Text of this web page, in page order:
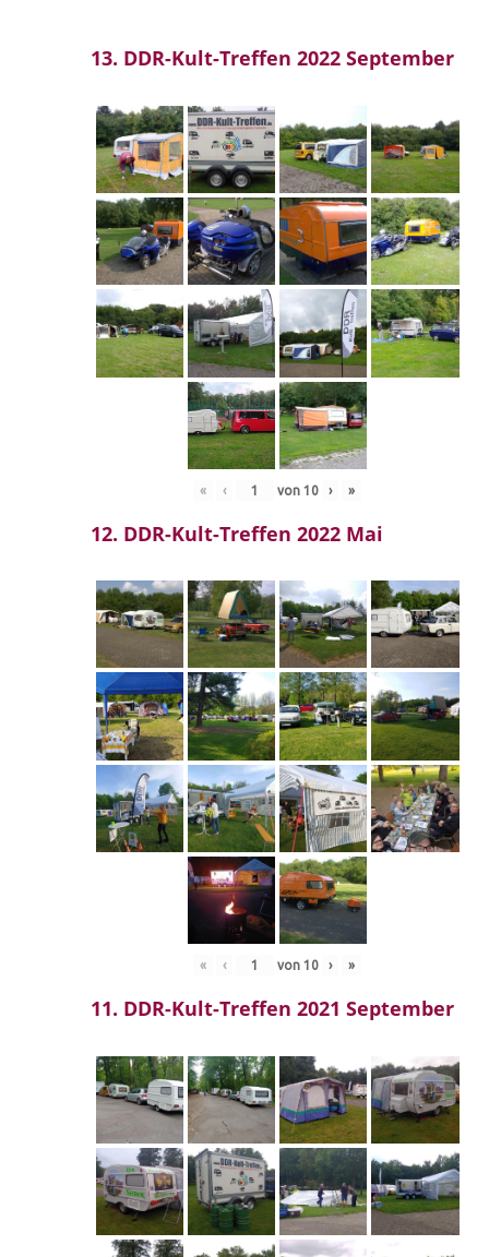
13. DDR-Kult-Treffen 2022 September
« ‹ von 10 › »
12. DDR-Kult-Treffen 2022 Mai
« ‹ von 10 › »
11. DDR-Kult-Treffen 2021 September